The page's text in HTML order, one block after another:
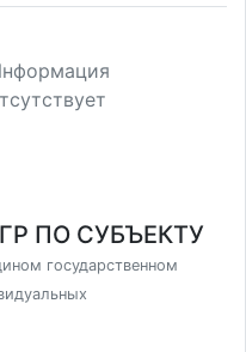
ПО СУБЪЕКТУ
государственном